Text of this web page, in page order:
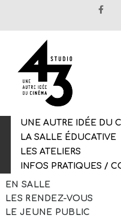
UNE AUTRE IDÉE DU
LA SALLE ÉDUCATIVE
LES ATELIERS
INFOS PRATIQUES /
EN SALLE
LES RENDEZ-VOUS
LE JEUNE PUBLIC